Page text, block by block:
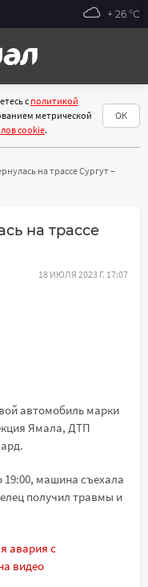
+ 26 °С
сполитикой
метрической
cookie.
ОК
на трассе Сургут –
на трассе
18 ИЮЛЯ 2023 Г. 17:07
автомобиль марки
Ямала, ДТП
19:00, машина съехала
получил травмы и
авария с
видео